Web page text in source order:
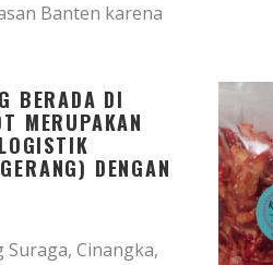
Banten karena
BERADA DI
MERUPAKAN
DENGAN
Cinangka,